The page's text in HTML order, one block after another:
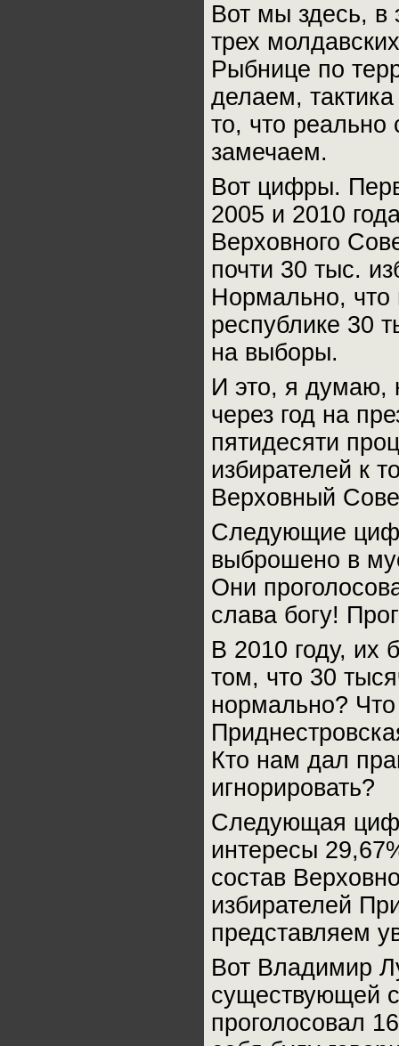
Вот мы здесь, в
трех
Рыбнице по
делаем,
то, что реально
замечаем.
Вот цифры.
2005 и 2010
Верховного
почти 30 тыс.
Нормально, что
республике 30
на выборы.
И это, я думаю,
через год на
пятидесяти
избирателей к
Верховный
Следующие
выброшено в
Они
слава богу!
В 2010 году, их
том, что 30
нормально? Что
Кто нам дал
игнорировать?
Следующая
интересы
состав
избирателей
представляем
Вот Владимир
существующей
проголосовал